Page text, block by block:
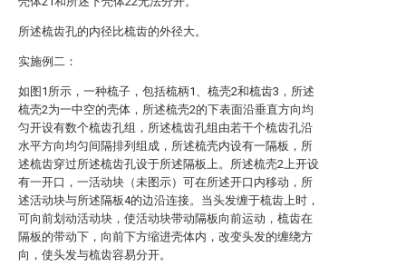
所述梳齿孔的内径比梳齿的外径大。
实施例二：
如图1所示，一种梳子，包括梳柄1、梳壳2和梳齿3，所述
梳壳2为一中空的壳体，所述梳壳2的下表面沿垂直方向均
匀开设有数个梳齿孔组，所述梳齿孔组由若干个梳齿孔沿
水平方向均匀间隔排列组成，所述梳壳内设有一隔板，所
述梳齿穿过所述梳齿孔设于所述隔板上。所述梳壳2上开设
有一开口，一活动块（未图示）可在所述开口内移动，所
述活动块与所述隔板4的边沿连接。当头发缠于梳齿上时，
可向前划动活动块，使活动块带动隔板向前运动，梳齿在
隔板的带动下，向前下方缩进壳体内，改变头发的缠绕方
向，使头发与梳齿容易分开。